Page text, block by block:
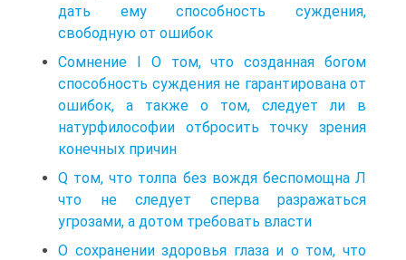
дать ему способность суждения,
свободную от ошибок
Сомнение I О том, что созданная богом
способность суждения не гарантирована от
ошибок, а также о том, следует ли в
натурфилософии отбросить точку зрения
конечных причин
Q том, что толпа без вождя беспомощна Л
что не следует сперва разражаться
угрозами, а дотом требовать власти
О сохранении здоровья глаза и о том, что